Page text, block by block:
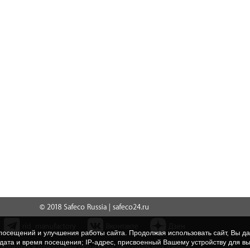
© 2018 Safeco Russia | safeco24.ru
и улучшения работы сайта. Продолжая использовать сайт,
и время посещения; IP-адрес, присвоенный Вашему устройству для